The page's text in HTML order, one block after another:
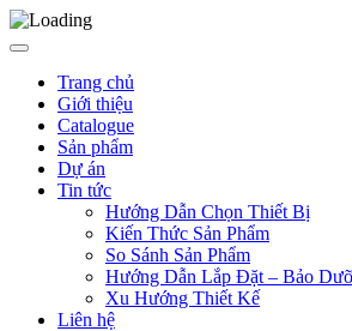
Trang chủ
Giới thiệu
Catalogue
Sản phẩm
Dự án
Tin tức
Hướng Dẫn Chọn Thiết Bị
Kiến Thức Sản Phẩm
So Sánh Sản Phẩm
Hướng Dẫn Lắp Đặt – Bảo
Xu Hướng Thiết Kế
Liên hệ